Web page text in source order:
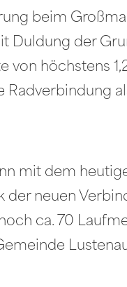
beim
Duldung der
von höchstens
mit dem
der neuen
ca. 70